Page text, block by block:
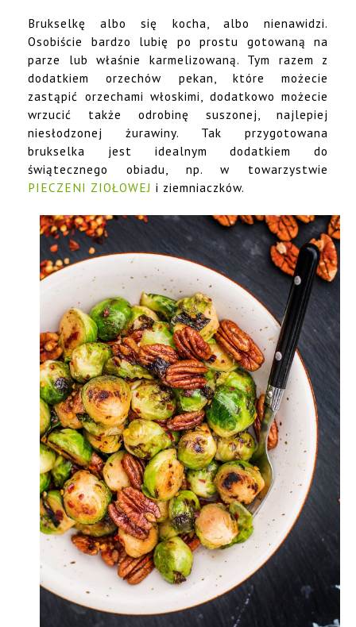
Brukselkę albo się kocha, albo nienawidzi.
Osobiście bardzo lubię po prostu gotowaną na
parze lub właśnie karmelizowaną. Tym razem z
dodatkiem orzechów pekan, które możecie
zastąpić orzechami włoskimi, dodatkowo możecie
wrzucić także odrobinę suszonej, najlepiej
niesłodzonej żurawiny. Tak przygotowana
brukselka jest idealnym dodatkiem do
świątecznego obiadu, np. w towarzystwie
PIECZENI ZIOŁOWEJ i ziemniaczków.